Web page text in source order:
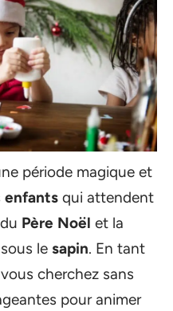
période magique et
enfants qui attendent
Père Noël et la
le sapin. En tant
cherchez sans
pour animer